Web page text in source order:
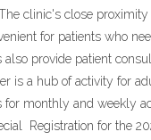
clinic's close proximity
for patients who
provide patient
is a hub of activity for
for monthly and weekly
Registration for the